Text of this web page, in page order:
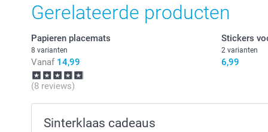
Gerelateerde producten
Papieren placemats
8 varianten
Vanaf 14,99
(8 reviews)
Stickers
2 varianten
6,99
Sinterklaas cadeaus